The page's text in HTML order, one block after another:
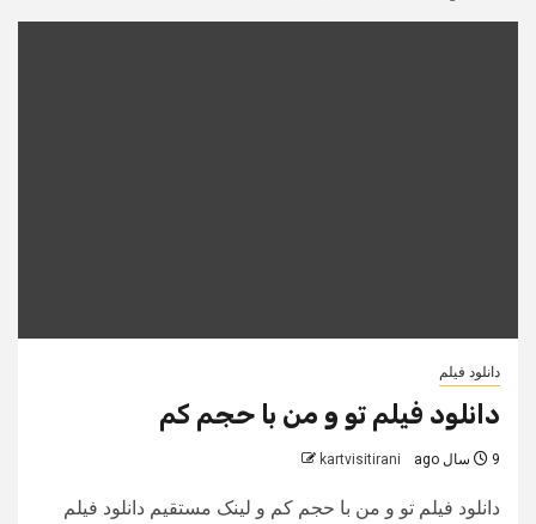
دانلود فیلم
دانلود فیلم تو و من با حجم کم
9 سال ago kartvisitirani
دانلود فیلم تو و من با حجم کم و لینک مستقیم دانلود فیلم